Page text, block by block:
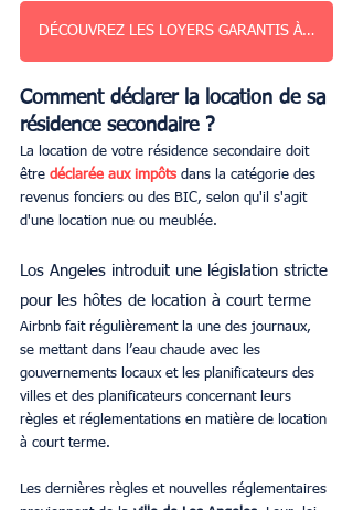
DÉCOUVREZ LES LOYERS GARANTIS À PARIS
Comment déclarer la location de sa
résidence secondaire ?
La location de votre résidence secondaire doit
être déclarée aux impôts dans la catégorie des
revenus fonciers ou des BIC, selon qu'il s'agit
d'une location nue ou meublée.
Los Angeles introduit une législation stricte
pour les hôtes de location à court terme
Airbnb fait régulièrement la une des journaux,
se mettant dans l’eau chaude avec les
gouvernements locaux et les planificateurs des
villes et des planificateurs concernant leurs
règles et réglementations en matière de location
à court terme.
Les dernières règles et nouvelles réglementaires